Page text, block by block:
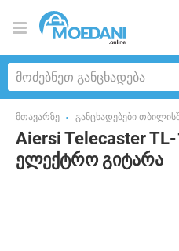
მთავარზე განცხადებები
Aiersi Telecaster
ელექტრო გიტარა